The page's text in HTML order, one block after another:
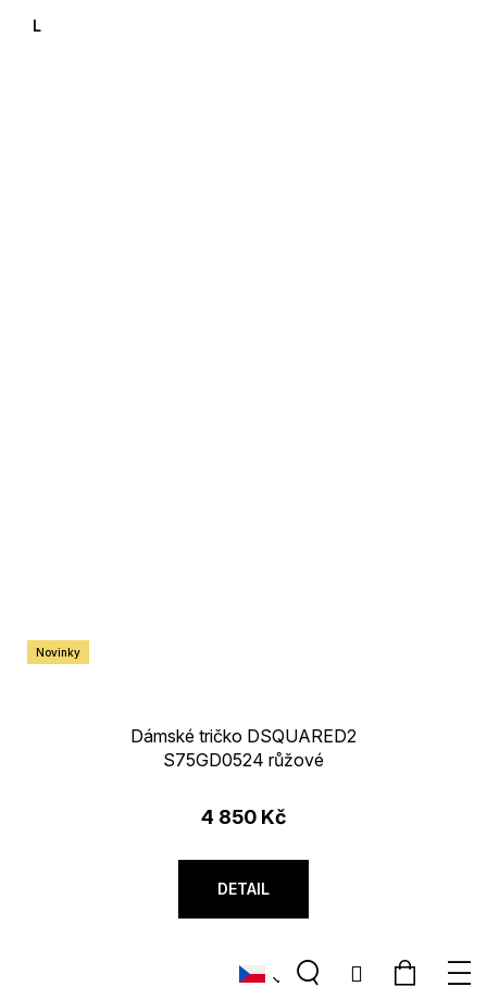
HledatPřihlášení
Novinky
Dámské tričko DSQUARED2
S75GD0524 růžové
4 850 Kč
DETAIL
L